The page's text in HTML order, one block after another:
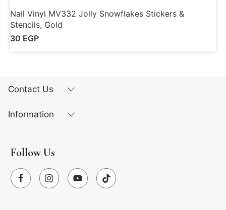
Nail Vinyl MV332 Jolly Snowflakes Stickers &
Stencils, Gold
30 EGP
Contact Us
Information
Follow Us